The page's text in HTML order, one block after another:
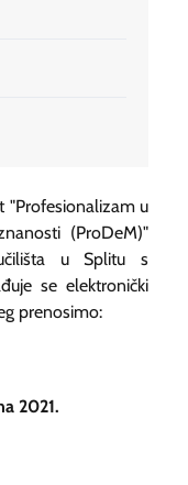
"Profesionalizam u
(ProDeM)"
u Splitu s
se elektronički
prenosimo:
2021.